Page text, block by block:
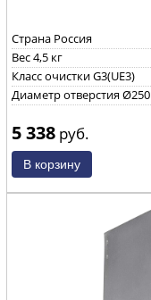
Страна Россия
Вес 4,5 кг
Класс очистки G3(UE3)
Диаметр отверстия Ø250
5 338 руб.